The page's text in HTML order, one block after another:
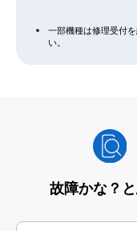
一部機種は修理受付を
い。
故障かな？